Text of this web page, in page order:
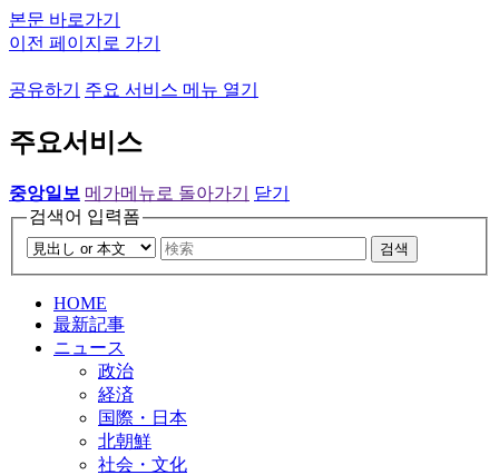
본문 바로가기
이전 페이지로 가기
공유하기 주요 서비스 메뉴 열기
주요서비스
중앙일보 메가메뉴로 돌아가기
닫기
검색어 입력폼
검색
HOME
最新記事
ニュース
政治
経済
国際・日本
北朝鮮
社会・文化